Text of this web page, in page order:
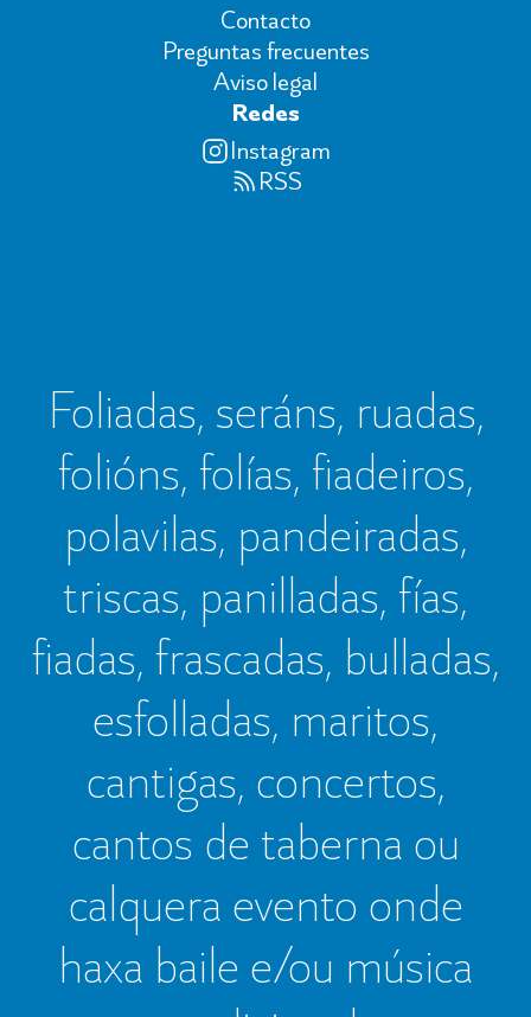
Contacto
Preguntas frecuentes
Aviso legal
Redes
Instagram
RSS
Foliadas, seráns, ruadas,
folións, folías, fiadeiros,
polavilas, pandeiradas,
triscas, panilladas, fías,
fiadas, frascadas, bulladas,
esfolladas, maritos,
cantigas, concertos,
cantos de taberna ou
calquera evento onde
haxa baile e/ou música